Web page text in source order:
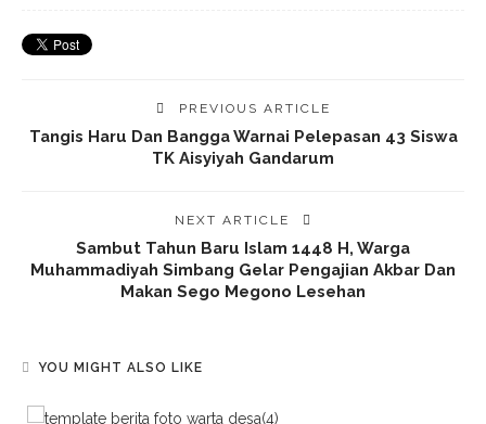
PREVIOUS ARTICLE
Tangis Haru Dan Bangga Warnai Pelepasan 43 Siswa
TK Aisyiyah Gandarum
NEXT ARTICLE
Sambut Tahun Baru Islam 1448 H, Warga
Muhammadiyah Simbang Gelar Pengajian Akbar Dan
Makan Sego Megono Lesehan
YOU MIGHT ALSO LIKE